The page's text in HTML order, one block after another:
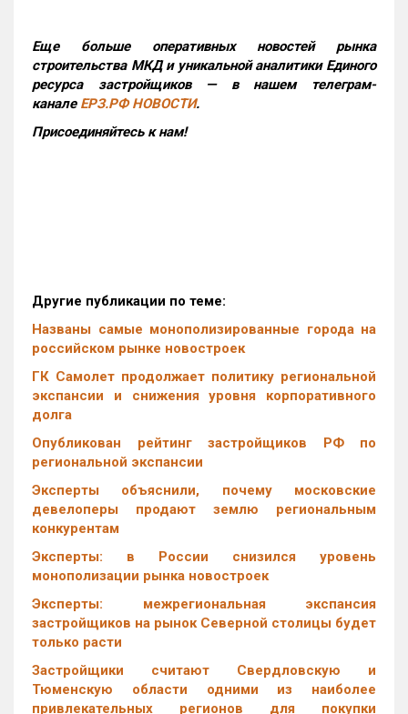
Еще больше оперативных новостей рынка
строительства МКД и уникальной аналитики Единого
ресурса застройщиков — в нашем телеграм-
канале ЕРЗ.РФ НОВОСТИ.
Присоединяйтесь к нам!
Другие публикации по теме:
Названы самые монополизированные города на
российском рынке новостроек
ГК Самолет продолжает политику региональной
экспансии и снижения уровня корпоративного
долга
Опубликован рейтинг застройщиков РФ по
региональной экспансии
Эксперты объяснили, почему московские
девелоперы продают землю региональным
конкурентам
Эксперты: в России снизился уровень
монополизации рынка новостроек
Эксперты: межрегиональная экспансия
застройщиков на рынок Северной столицы будет
только расти
Застройщики считают Свердловскую и
Тюменскую области одними из наиболее
привлекательных регионов для покупки